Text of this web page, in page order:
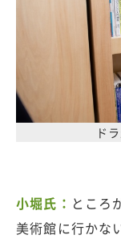
ド
小堀氏： ところ
美術館に行かな